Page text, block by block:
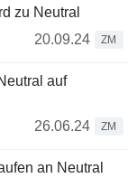
zu Neutral
20.09.24
ZM
auf
26.06.24
ZM
an Neutral